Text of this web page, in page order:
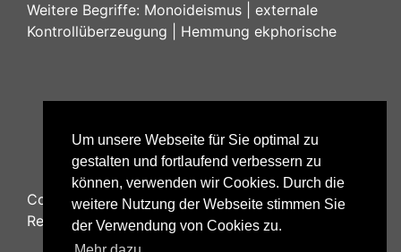
Um unsere Webseite für Sie optimal zu
gestalten und fortlaufend verbessern zu
können, verwenden wir Cookies. Durch die
weitere Nutzung der Webseite stimmen Sie
der Verwendung von Cookies zu.
Weitere Begriffe: Monoideismus
externale
Kontrollüberzeugung
Hemmung ekphorische
Copyright © 2026Psychology48.com - All Rights
Reserved.